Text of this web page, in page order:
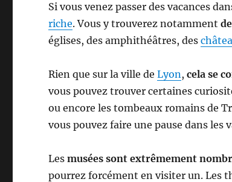
Si vous venez passer des vacances
riche. Vous y trouverez notamment
églises, des amphithéâtres, des
Rien que sur la ville deLyon,cela se
vous pouvez trouver certaines
ou encore les tombeaux romains de
vous pouvez faire une pause dans les
Lesmusées sont extrêmement
pourrez forcément en visiter un. Les